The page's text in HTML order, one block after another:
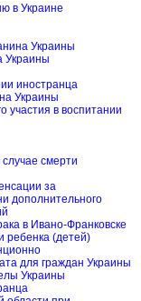
в Украине
Украины
Украины
иностранца
Украины
участия в воспитании
смерти
за
дополнительного
в Ивано-Франковске
ребенка (детей)
для граждан Украины
Украины